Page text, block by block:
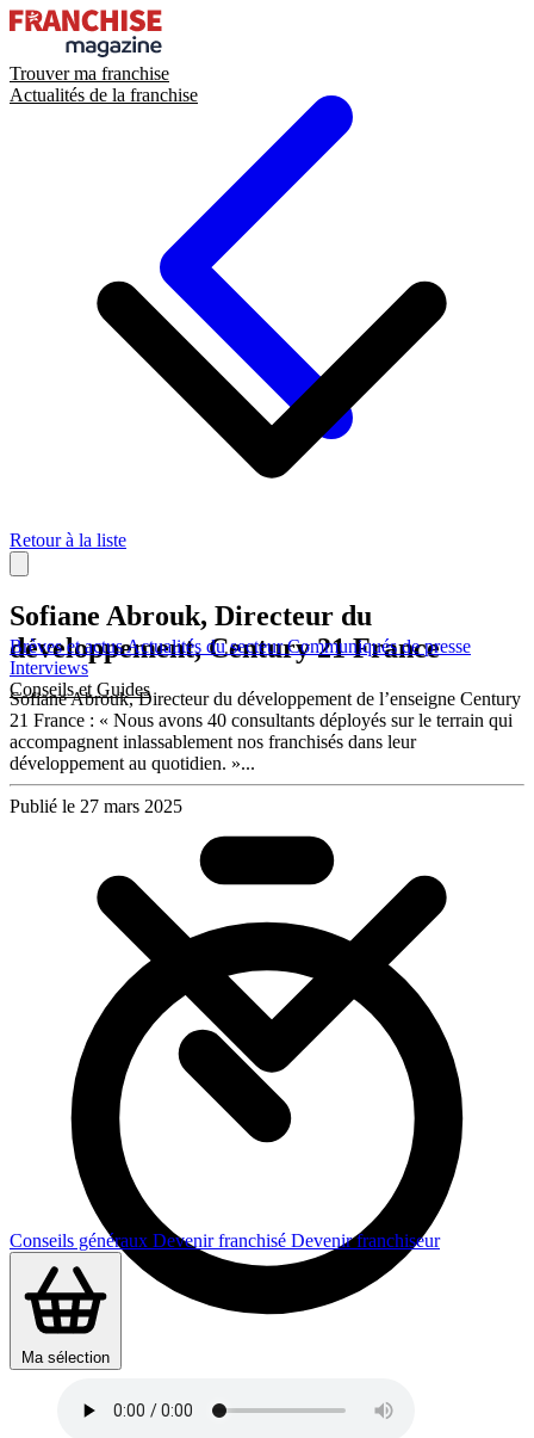
Trouver ma franchise
Actualités de la franchise
Brèves et actusActualités du secteurCommuniqués de presse
Interviews
Conseils et Guides
Conseils généraux Devenir franchisé Devenir franchiseur
Ma sélection
Retour à la liste
Sofiane Abrouk, Directeur du
développement, Century 21 France
Sofiane Abrouk, Directeur du développement de l’enseigne Century
21 France : « Nous avons 40 consultants déployés sur le terrain qui
accompagnent inlassablement nos franchisés dans leur
développement au quotidien. »...
Publié le 27 mars 2025
Durée : 4 min